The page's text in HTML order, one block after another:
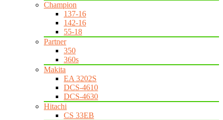
Champion
137-16
142-16
55-18
Partner
350
360s
Makita
EA 3202S
DCS-4610
DCS-4630
Hitachi
CS 33EB